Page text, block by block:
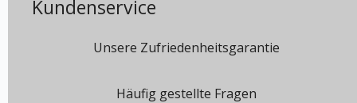
Kundenservice
Unsere Zufriedenheitsgarantie
Häufig gestellte Fragen